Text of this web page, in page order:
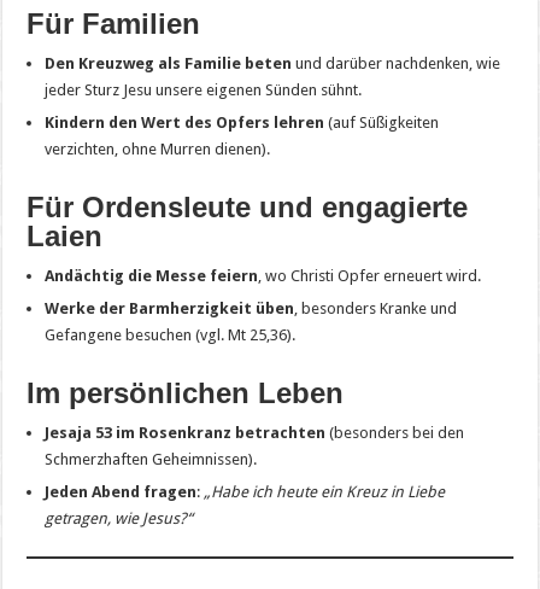
Für Familien
Den Kreuzweg als Familie beten und darüber nachdenken, wie
jeder Sturz Jesu unsere eigenen Sünden sühnt.
Kindern den Wert des Opfers lehren (auf Süßigkeiten
verzichten, ohne Murren dienen).
Für Ordensleute und engagierte
Laien
Andächtig die Messe feiern , wo Christi Opfer erneuert wird.
Werke der Barmherzigkeit üben , besonders Kranke und
Gefangene besuchen (vgl. Mt 25,36).
Im persönlichen Leben
Jesaja 53 im Rosenkranz betrachten (besonders bei den
Schmerzhaften Geheimnissen).
Jeden Abend fragen: „Habe ich heute ein Kreuz in Liebe
getragen, wie Jesus?“